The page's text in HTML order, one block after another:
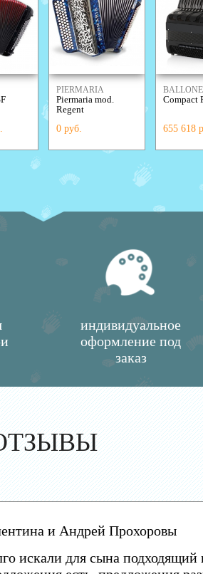
PIERMARIA
Piermaria mod.
Regent
0 руб.
Compact
655 618
индивидуальное
оформление под
заказ
и Андрей Прохоровы
искали для сына подходящий